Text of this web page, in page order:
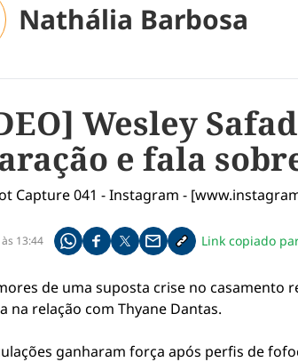
Nathália Barbosa
Wesley
e fala
13:44 Compartilhe pelo whatsapp
Compartilhar no facebook
Compartilhar no twitter
Compartilhe pelo email
Copiar link da notícia
Link copiado
de uma suposta crise no casamento
na relação com Thyane Dantas.
ganharam força após perfis de